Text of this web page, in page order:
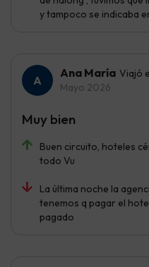
y tampoco se indicaba
Ana María Viajó
Mayo 2026
Buen circuito, hoteles
todo Vu
La última noche la
tenemos q pagar el
pagado
Muy bien